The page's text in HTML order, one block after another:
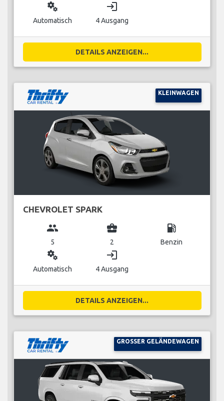
miscellaneous_services
Automatisch
login
4 Ausgang
DETAILS ANZEIGEN...
KLEINWAGEN
CHEVROLET SPARK
group
5
business_center
2
local_gas_station
Benzin
miscellaneous_services
Automatisch
login
4 Ausgang
DETAILS ANZEIGEN...
GROSSER GELÄNDEWAGEN